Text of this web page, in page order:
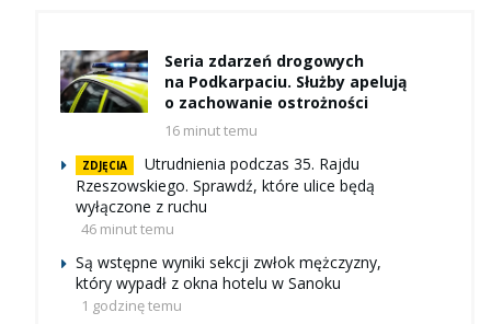
Seria zdarzeń drogowych
na Podkarpaciu. Służby apelują
o zachowanie ostrożności
16 minut temu
ZDJĘCIA
Utrudnienia podczas 35. Rajdu
Rzeszowskiego. Sprawdź, które ulice będą
wyłączone z ruchu
46 minut temu
Są wstępne wyniki sekcji zwłok mężczyzny,
który wypadł z okna hotelu w Sanoku
1 godzinę temu